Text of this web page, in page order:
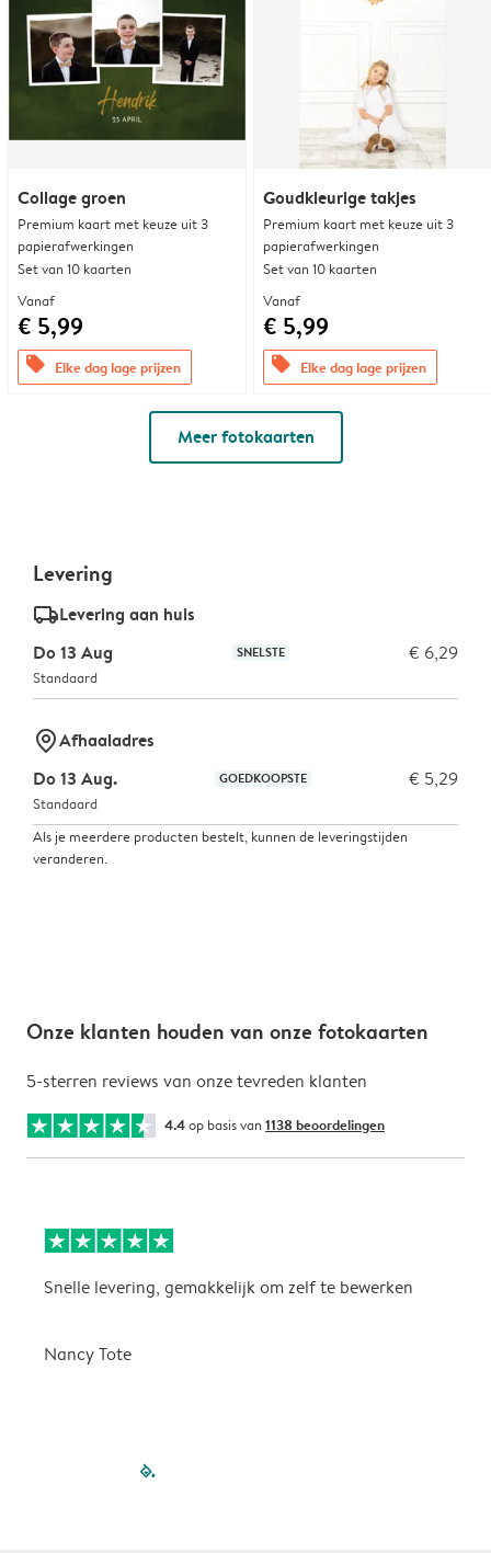
Collage groen
Premium kaart met keuze uit 3
papierafwerkingen
Set van 10 kaarten
Vanaf
€ 5,99
offers Elke dag lage prijzen
Goudkleurige takjes
Premium kaart met keuze uit 3
papierafwerkingen
Set van 10 kaarten
Vanaf
€ 5,99
offers Elke dag lage prijzen
Meer fotokaarten
Levering
delivery_standard_v2Levering aan huis
Do 13 Aug
SNELSTE € 6,29
Standaard
marker-pinAfhaaladres
Do 13 Aug.
GOEDKOOPSTE € 5,29
Standaard
Als je meerdere producten bestelt, kunnen de leveringstijden
veranderen.
Onze klanten houden van onze fotokaarten
5-sterren reviews van onze tevreden klanten
4.4op basis van 1138 beoordelingen
Snelle levering, gemakkelijk om zelf te bewerken
Nancy Tote
filled-pagination